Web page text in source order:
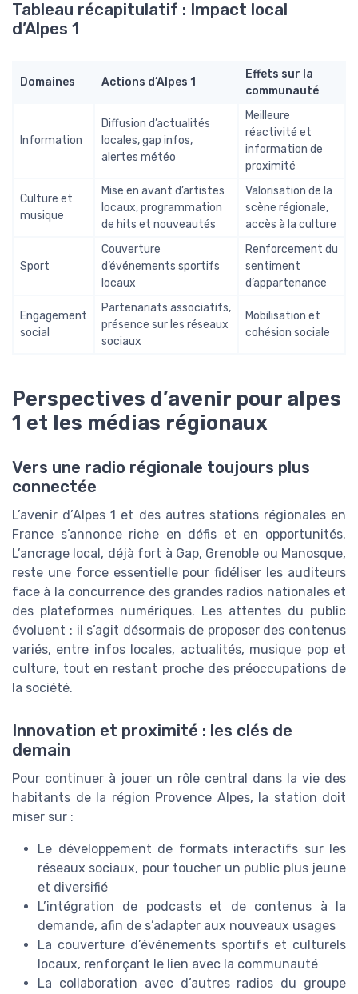
Tableau récapitulatif : Impact local
d’Alpes 1
Domaines Actions d’Alpes 1
Effets sur la
communauté
Information
Diffusion d’actualités
locales, gap infos,
alertes météo
Meilleure
réactivité et
information de
proximité
Culture et
musique
Mise en avant d’artistes
locaux, programmation
de hits et nouveautés
Valorisation de la
scène régionale,
accès à la culture
Sport
Couverture
d’événements sportifs
locaux
Renforcement du
sentiment
d’appartenance
Engagement
social
Partenariats associatifs,
présence sur les réseaux
sociaux
Mobilisation et
cohésion sociale
Perspectives d’avenir pour alpes
1 et les médias régionaux
Vers une radio régionale toujours plus
connectée
L’avenir d’Alpes 1 et des autres stations régionales en
France s’annonce riche en défis et en opportunités.
L’ancrage local, déjà fort à Gap, Grenoble ou Manosque,
reste une force essentielle pour fidéliser les auditeurs
face à la concurrence des grandes radios nationales et
des plateformes numériques. Les attentes du public
évoluent : il s’agit désormais de proposer des contenus
variés, entre infos locales, actualités, musique pop et
culture, tout en restant proche des préoccupations de
la société.
Innovation et proximité : les clés de
demain
Pour continuer à jouer un rôle central dans la vie des
habitants de la région Provence Alpes, la station doit
miser sur :
Le développement de formats interactifs sur les
réseaux sociaux, pour toucher un public plus jeune
et diversifié
L’intégration de podcasts et de contenus à la
demande, afin de s’adapter aux nouveaux usages
La couverture d’événements sportifs et culturels
locaux, renforçant le lien avec la communauté
La collaboration avec d’autres radios du groupe